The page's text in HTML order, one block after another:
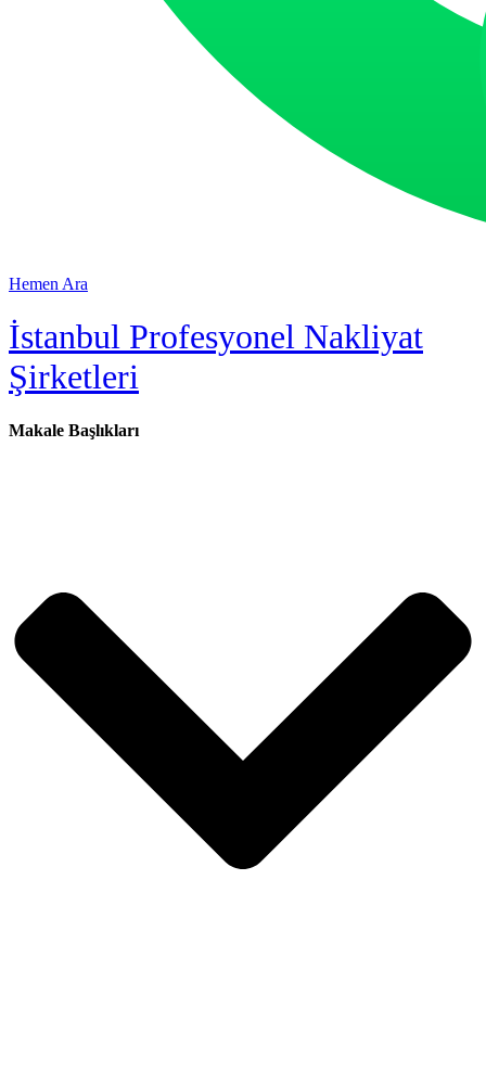
Hemen Ara
İstanbul Profesyonel Nakliyat
Şirketleri
Makale Başlıkları